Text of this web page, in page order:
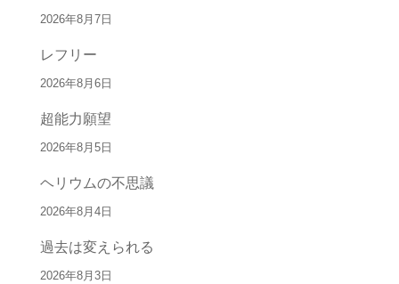
2026年8月7日
レフリー
2026年8月6日
超能力願望
2026年8月5日
ヘリウムの不思議
2026年8月4日
過去は変えられる
2026年8月3日